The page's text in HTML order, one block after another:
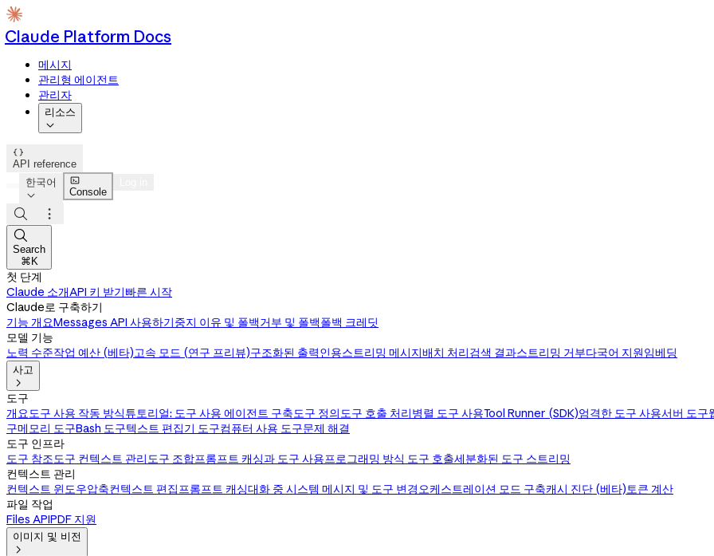
Claude Platform Docs
메시지
관리형 에이전트
관리자
리소스


API reference
한국어


Console



Search
⌘K
첫 단계
Claude 소개API 키 받기빠른 시작
Claude로 구축하기
기능 개요Messages API 사용하기중지 이유 및 폴백거부 및 폴백폴백 크레딧
모델 기능
노력 수준작업 예산 (베타)고속 모드 (연구 프리뷰)구조화된 출력인용스트리밍 메시지배치 처리검색 결과스트리밍 거부다국어 지원임베딩
사고

도구
개요도구 사용 작동 방식튜토리얼: 도구 사용 에이전트 구축도구 정의도구 호출 처리병렬 도구 사용Tool Runner (SDK)엄격한 도구 사용서버 도구
구메모리 도구Bash 도구텍스트 편집기 도구컴퓨터 사용 도구문제 해결
도구 인프라
도구 참조도구 컨텍스트 관리도구 조합프롬프트 캐싱과 도구 사용프로그래밍 방식 도구 호출세분화된 도구 스트리밍
컨텍스트 관리
컨텍스트 윈도우압축컨텍스트 편집프롬프트 캐싱대화 중 시스템 메시지 및 도구 변경오케스트레이션 모드 구축캐시 진단 (베타)토큰 계산
파일 작업
Files APIPDF 지원
이미지 및 비전
